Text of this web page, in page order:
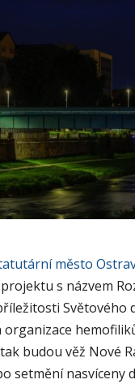
město
s názvem
Světového
budou věž Nové
setmění nasvíceny